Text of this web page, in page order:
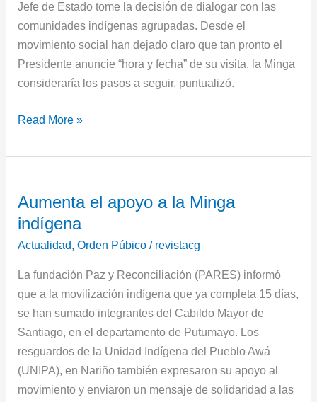
Jefe de Estado tome la decisión de dialogar con las
comunidades indígenas agrupadas. Desde el
movimiento social han dejado claro que tan pronto el
Presidente anuncie “hora y fecha” de su visita, la Minga
consideraría los pasos a seguir, puntualizó.
Read More »
Aumenta el apoyo a la Minga
indígena
Actualidad,Orden Púbico / revistacg
La fundación Paz y Reconciliación (PARES) informó
que a la movilización indígena que ya completa 15 días,
se han sumado integrantes del Cabildo Mayor de
Santiago, en el departamento de Putumayo. Los
resguardos de la Unidad Indígena del Pueblo Awá
(UNIPA), en Nariño también expresaron su apoyo al
movimiento y enviaron un mensaje de solidaridad a las
el
apoyo
a
Minga
indígena